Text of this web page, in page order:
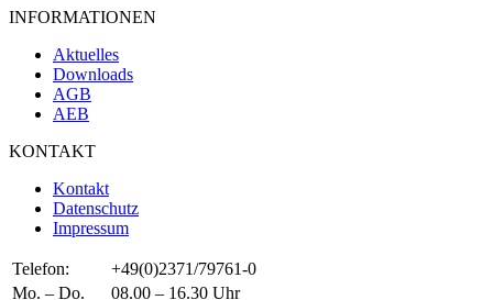
INFORMATIONEN
Aktuelles
Downloads
AGB
AEB
KONTAKT
Kontakt
Datenschutz
Impressum
Telefon:
+49(0)2371/79761-0
Mo. – Do.
08.00 – 16.30 Uhr